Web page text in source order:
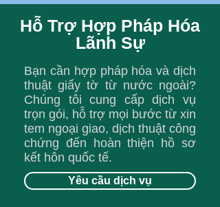
Hỗ Trợ Hợp Pháp Hóa
Lãnh Sự
Bạn cần hợp pháp hóa và dịch
thuật giấy tờ từ nước ngoài?
Chúng tôi cung cấp dịch vụ
trọn gói, hỗ trợ mọi bước từ xin
tem ngoại giao, dịch thuật công
chứng đến hoàn thiện hồ sơ
kết hôn quốc tế.
Yêu cầu dịch vụ